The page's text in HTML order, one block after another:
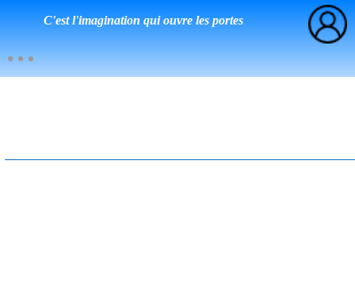
C'est l'imagination qui ouvre les portes